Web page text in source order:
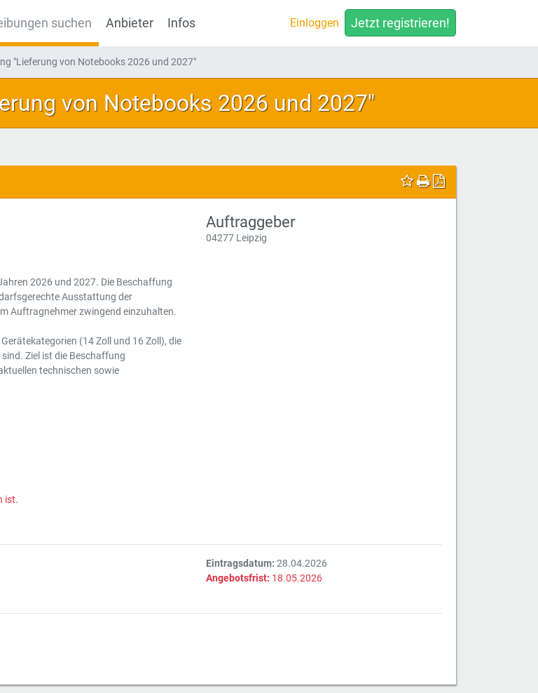
suchen Anbieter Infos Einloggen Jetzt registrieren!
"Lieferung von Notebooks 2026 und 2027"
von Notebooks 2026 und 2027"
2026 und 2027. Die Beschaffung
Ausstattung der
Auftragnehmer zwingend einzuhalten.
(14 Zoll und 16 Zoll), die
Ziel ist die Beschaffung
technischen sowie
ist.
Auftraggeber
04277 Leipzig
Eintragsdatum: 28.04.2026
Angebotsfrist: 18.05.2026